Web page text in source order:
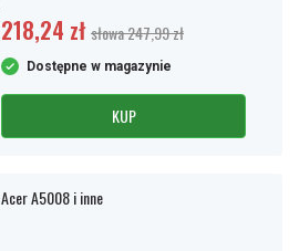
218,24 zł słowa 247,99 zł
Dostępne w magazynie
KUP
Acer A5008 i inne